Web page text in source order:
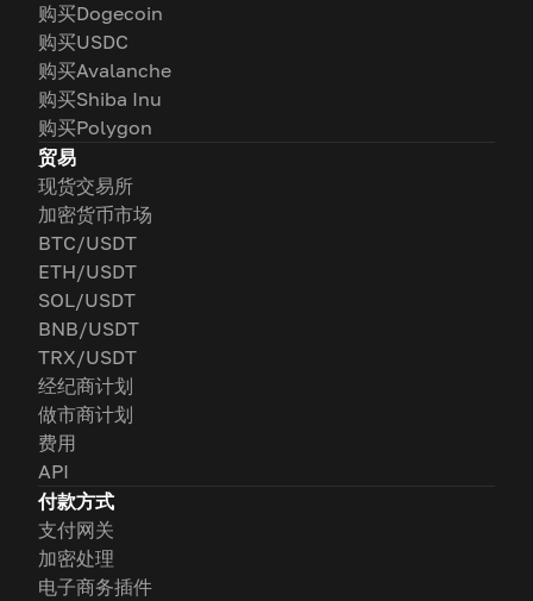
购买Dogecoin
购买USDC
购买Avalanche
购买Shiba Inu
购买Polygon
贸易
现货交易所
加密货币市场
BTC/USDT
ETH/USDT
SOL/USDT
BNB/USDT
TRX/USDT
经纪商计划
做市商计划
费用
API
付款方式
支付网关
加密处理
电子商务插件